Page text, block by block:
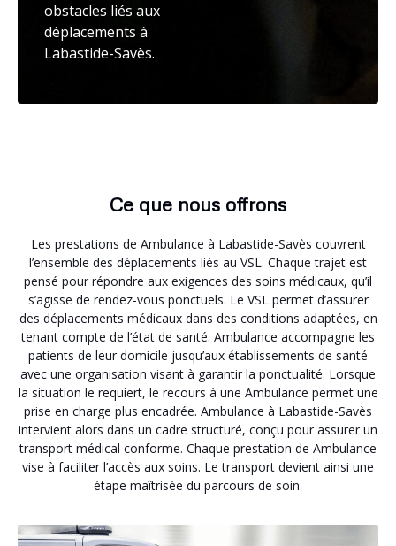
obstacles liés aux
déplacements à
Labastide-Savès.
Ce que nous offrons
Les prestations de Ambulance à Labastide-Savès couvrent
l’ensemble des déplacements liés au VSL. Chaque trajet est
pensé pour répondre aux exigences des soins médicaux, qu’il
s’agisse de rendez-vous ponctuels. Le VSL permet d’assurer
des déplacements médicaux dans des conditions adaptées, en
tenant compte de l’état de santé. Ambulance accompagne les
patients de leur domicile jusqu’aux établissements de santé
avec une organisation visant à garantir la ponctualité. Lorsque
la situation le requiert, le recours à une Ambulance permet une
prise en charge plus encadrée. Ambulance à Labastide-Savès
intervient alors dans un cadre structuré, conçu pour assurer un
transport médical conforme. Chaque prestation de Ambulance
vise à faciliter l’accès aux soins. Le transport devient ainsi une
étape maîtrisée du parcours de soin.